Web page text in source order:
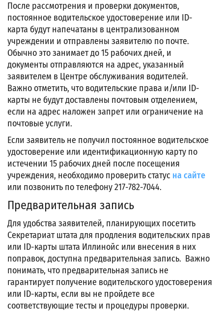
После рассмотрения и проверки документов,
постоянное водительское удостоверение или ID-
карта будут напечатаны в централизованном
учреждении и отправлены заявителю по почте.
Обычно это занимает до 15 рабочих дней, и
документы отправляются на адрес, указанный
заявителем в Центре обслуживания водителей.
Важно отметить, что водительские права и/или ID-
карты не будут доставлены почтовым отделением,
если на адрес наложен запрет или ограничение на
почтовые услуги.
Если заявитель не получил постоянное водительское
удостоверение или идентификационную карту по
истечении 15 рабочих дней после посещения
учреждения, необходимо проверить статус на сайте
или позвонить по телефону 217-782-7044.
Предварительная запись
Для удобства заявителей, планирующих посетить
Секретариат штата для продления водительских прав
или ID-карты штата Иллинойс или внесения в них
поправок, доступна предварительная запись. Важно
понимать, что предварительная запись не
гарантирует получение водительского удостоверения
или ID-карты, если вы не пройдете все
соответствующие тесты и процедуры проверки.